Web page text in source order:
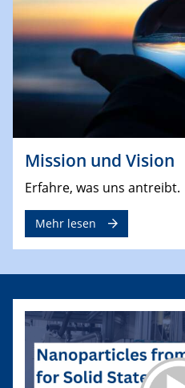
Mission und Vision
Erfahre, was uns antreibt.
Mehr lesen